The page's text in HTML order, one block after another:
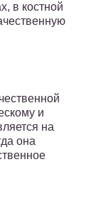
в костной
и
на
она